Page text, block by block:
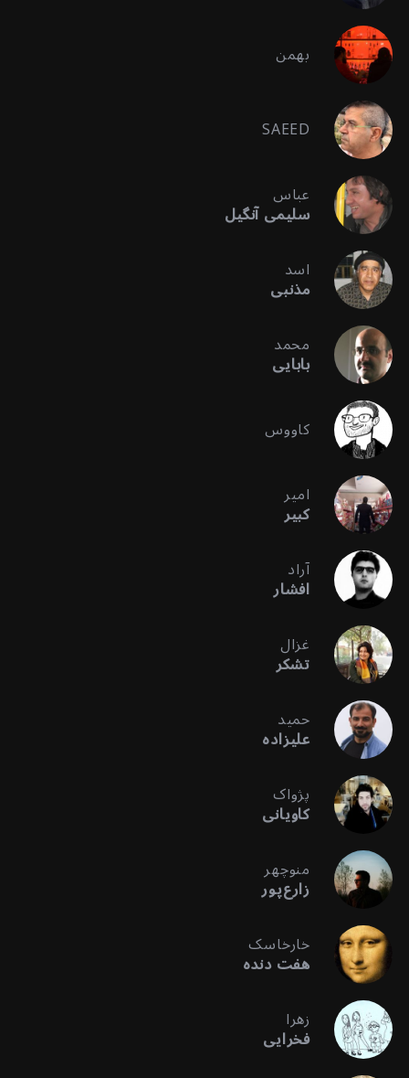
بهمن
SAEED
عباس
سلیمی آنگیل
اسد
مذنبی
محمد
بابایی
کاووس
امیر
کبیر
آراد
افشار
غزال
تشکر
حمید
علیزاده
پژواک
کاویانی
منوچهر
زارع‌پور
خارخاسک
هفت دنده
زهرا
فخرایی